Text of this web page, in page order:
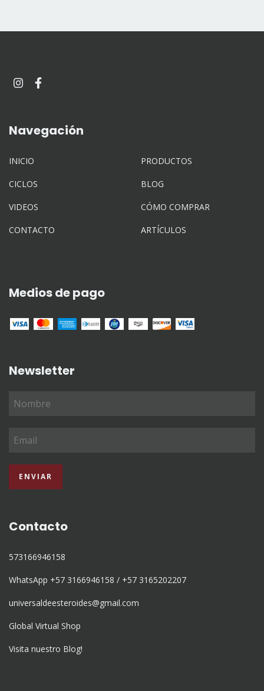
Navegación
INICIO PRODUCTOS
CICLOS BLOG
VIDEOS CÓMO COMPRAR
CONTACTO ARTÍCULOS
Medios de pago
Newsletter
Contacto
573166946158
WhatsApp +57 3166946158 / +57 3165202207
universaldeesteroides@gmail.com
Global Virtual Shop
Visita nuestro Blog!